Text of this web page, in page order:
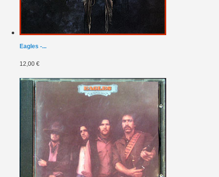
Eagles -...
12,00 €